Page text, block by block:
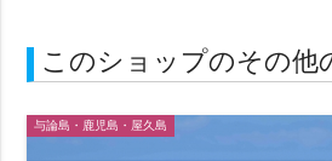
このショップのその他
与論島・鹿児島・屋久島
衣装で選ぶ
ドレス・タキシード付き（オプション